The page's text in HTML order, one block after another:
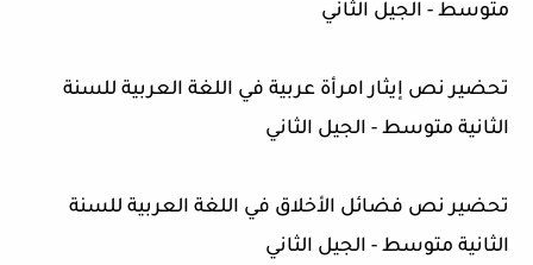
متوسط - الجيل الثاني
تحضير نص إيثار امرأة عربية في اللغة العربية للسنة
الثانية متوسط - الجيل الثاني
تحضير نص فضائل الأخلاق في اللغة العربية للسنة
الثانية متوسط - الجيل الثاني